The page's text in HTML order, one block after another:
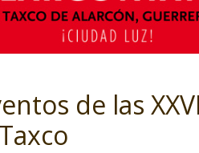
de las